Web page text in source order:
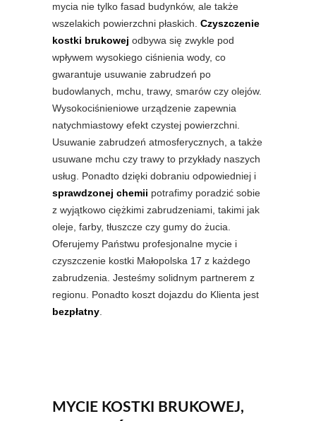
mycia nie tylko fasad budynków, ale także
wszelakich powierzchni płaskich. Czyszczenie
kostki brukowej odbywa się zwykle pod
wpływem wysokiego ciśnienia wody, co
gwarantuje usuwanie zabrudzeń po
budowlanych, mchu, trawy, smarów czy olejów.
Wysokociśnieniowe urządzenie zapewnia
natychmiastowy efekt czystej powierzchni.
Usuwanie zabrudzeń atmosferycznych, a także
usuwane mchu czy trawy to przykłady naszych
usług. Ponadto dzięki dobraniu odpowiedniej i
sprawdzonej chemii potrafimy poradzić sobie
z wyjątkowo ciężkimi zabrudzeniami, takimi jak
oleje, farby, tłuszcze czy gumy do żucia.
Oferujemy Państwu profesjonalne mycie i
czyszczenie kostki Małopolska 17 z każdego
zabrudzenia. Jesteśmy solidnym partnerem z
regionu. Ponadto koszt dojazdu do Klienta jest
bezpłatny.
MYCIE KOSTKI BRUKOWEJ,